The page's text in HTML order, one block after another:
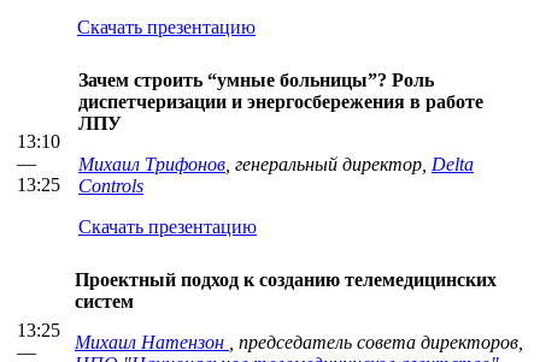
Скачать презентацию
13:10
—
13:25
Зачем строить “умные больницы”? Роль
диспетчеризации и энергосбережения в работе
ЛПУ
Михаил Трифонов , генеральный директор, Delta
Controls
Скачать презентацию
13:25
—
Проектный подход к созданию телемедицинских
систем
Михаил Натензон
, председатель совета директоров,